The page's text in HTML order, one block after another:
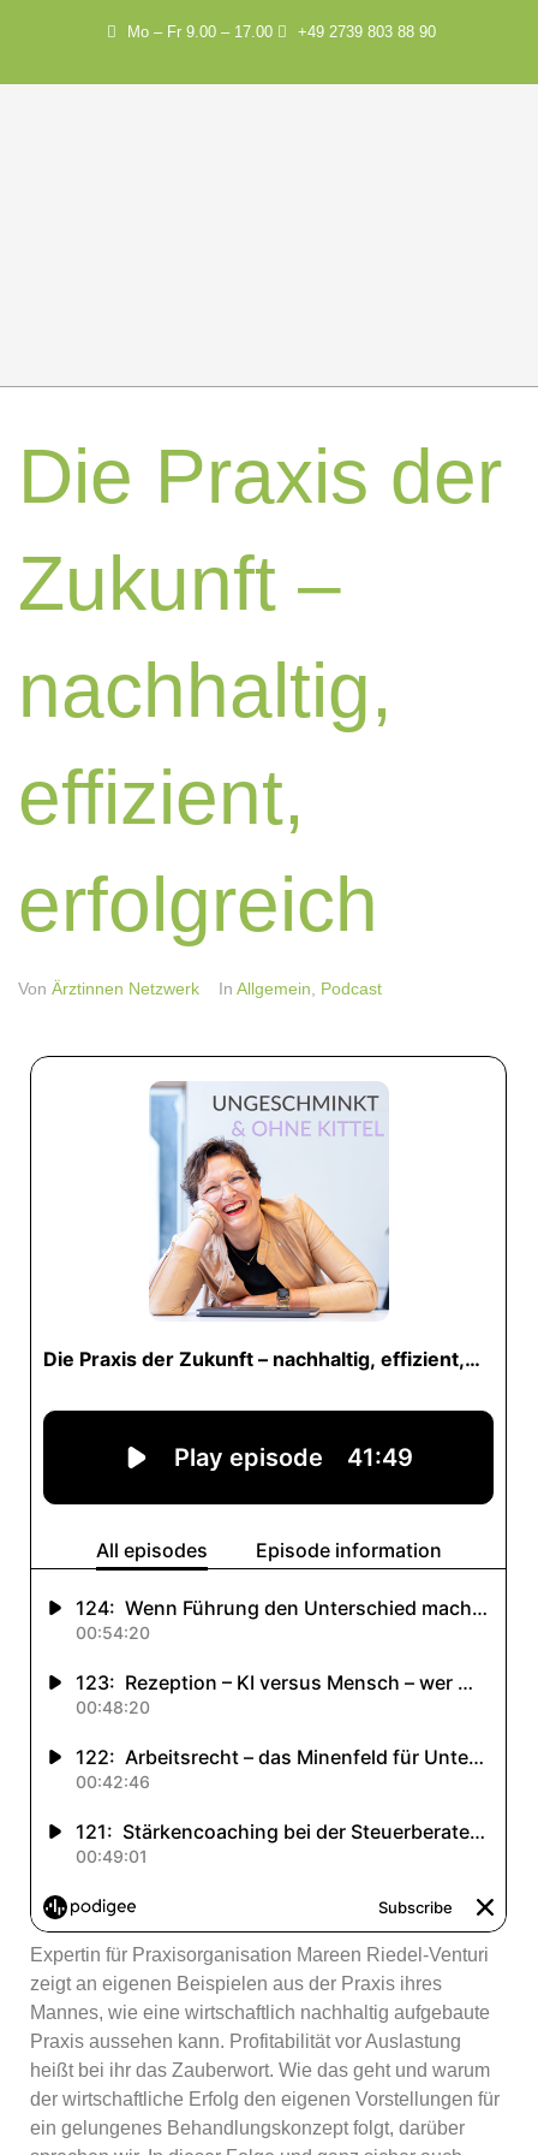
Mo – Fr 9.00 – 17.00 +49 2739 803 88 90
Die Praxis der
Zukunft –
nachhaltig,
effizient,
erfolgreich
Von Ärztinnen Netzwerk In Allgemein Podcast
Expertin für Praxisorganisation Mareen Riedel-Venturi
zeigt an eigenen Beispielen aus der Praxis ihres
Mannes, wie eine wirtschaftlich nachhaltig aufgebaute
Praxis aussehen kann. Profitabilität vor Auslastung
heißt bei ihr das Zauberwort. Wie das geht und warum
der wirtschaftliche Erfolg den eigenen Vorstellungen für
ein gelungenes Behandlungskonzept folgt, darüber